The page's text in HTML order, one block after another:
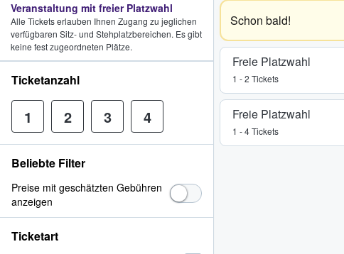
Schon bald!
Freie Platzwahl
1 - 2 Tickets
Freie Platzwahl
1 - 4 Tickets
Veranstaltung mit freier Platzwahl
Alle Tickets erlauben Ihnen Zugang zu jeglichen
verfügbaren Sitz- und Stehplatzbereichen. Es gibt
keine fest zugeordneten Plätze.
Ticketanzahl
1 2 3 4
Beliebte Filter
Preise mit geschätzten Gebühren
anzeigen
Ticketart